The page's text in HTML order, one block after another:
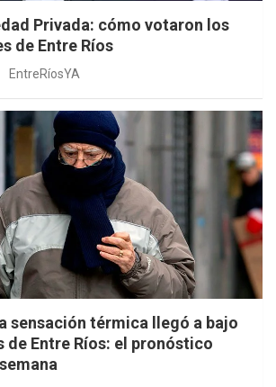
Privada: cómo votaron los
de Entre Ríos
EntreRíosYA
sensación térmica llegó a bajo
de Entre Ríos: el pronóstico